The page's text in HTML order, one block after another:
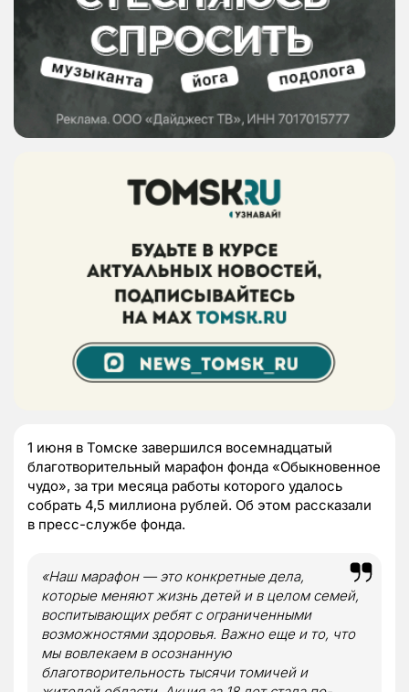
1 июня в Томске завершился восемнадцатый
благотворительный марафон фонда «Обыкновенное
чудо», за три месяца работы которого удалось
собрать 4,5 миллиона рублей. Об этом рассказали
в пресс-службе фонда.
«Наш марафон — это конкретные дела,
которые меняют жизнь детей и в целом семей,
воспитывающих ребят с ограниченными
возможностями здоровья. Важно еще и то, что
мы вовлекаем в осознанную
благотворительность тысячи томичей и